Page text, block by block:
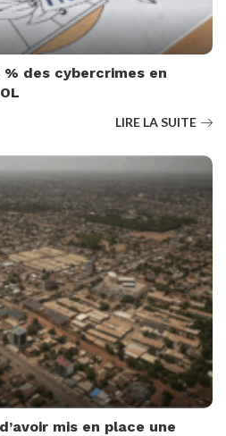
% des cybercrimes en
LIRE LA SUITE
mis en place une